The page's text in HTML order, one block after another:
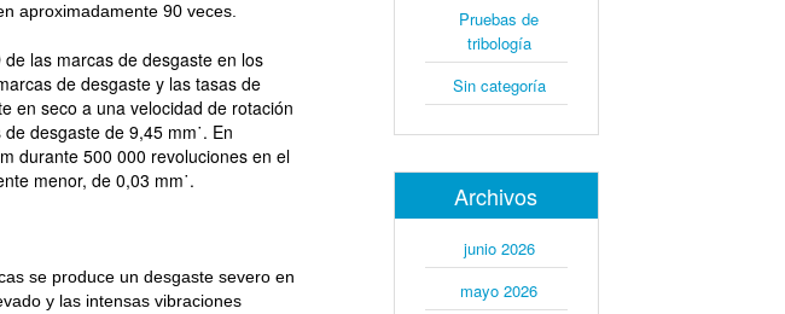
aproximadamente 90 veces.
las marcas de desgaste en los
de desgaste y las tasas de
en seco a una velocidad de rotación
desgaste de 9,45 mm˙. En
durante 500 000 revoluciones en el
menor, de 0,03 mm˙.
se produce un desgaste severo en
y las intensas vibraciones
Pruebas de
tribología
Sin categoría
Archivos
junio 2026
mayo 2026